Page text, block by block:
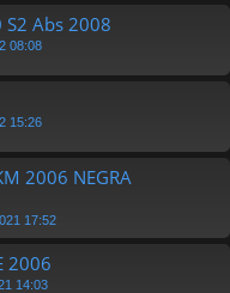
S2 Abs 2008
08:08
15:26
2006 NEGRA
17:52
2006
14:03